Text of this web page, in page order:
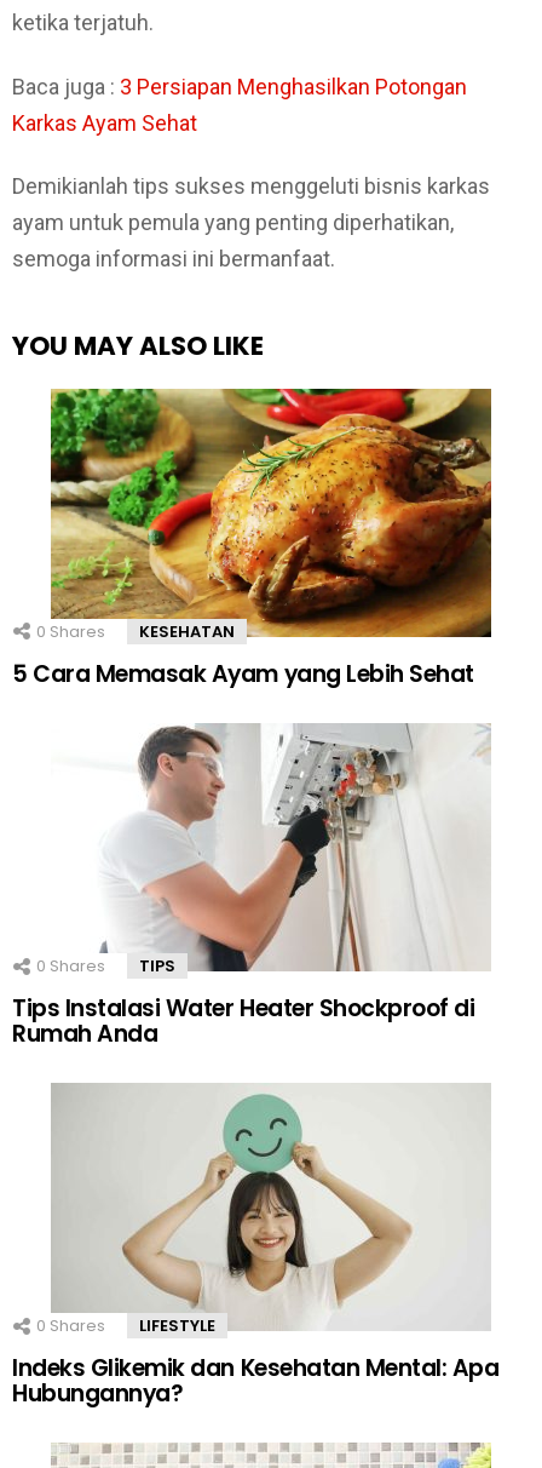
ketika terjatuh.
Baca juga : 3 Persiapan Menghasilkan Potongan
Karkas Ayam Sehat
Demikianlah tips sukses menggeluti bisnis karkas
ayam untuk pemula yang penting diperhatikan,
semoga informasi ini bermanfaat.
YOU MAY ALSO LIKE
0 Shares KESEHATAN
5 Cara Memasak Ayam yang Lebih Sehat
0 Shares TIPS
Tips Instalasi Water Heater Shockproof di
Rumah Anda
0 Shares LIFESTYLE
Indeks Glikemik dan Kesehatan Mental: Apa
Hubungannya?